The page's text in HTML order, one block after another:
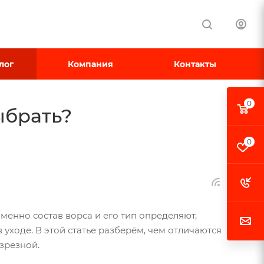
Компания Контакты
состав ворса и его тип определяют,
В этой статье разберём, чем отличаются
0
0